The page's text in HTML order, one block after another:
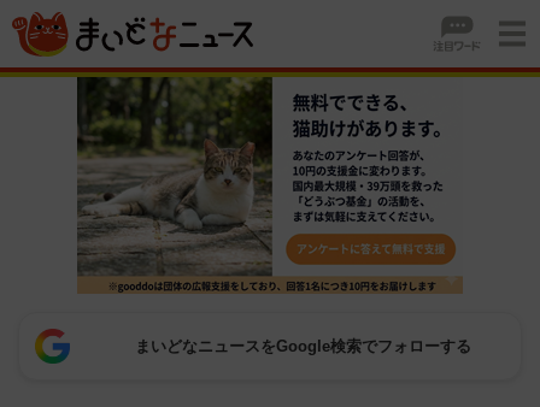
まいどなニュースをGoogle検索でフォローする